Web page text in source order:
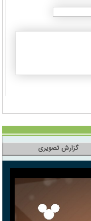
گزارش تصویری